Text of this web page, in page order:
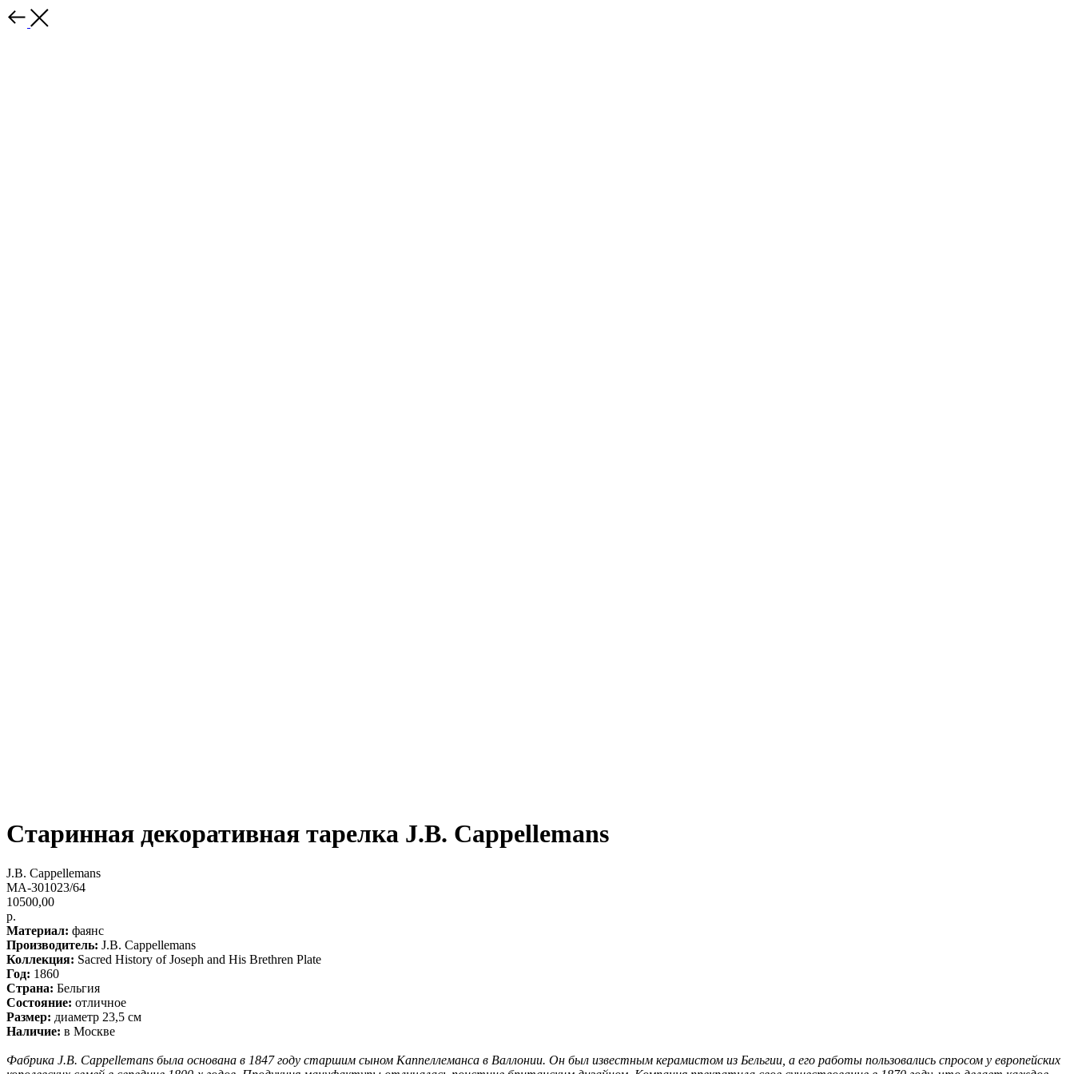
Старинная декоративная тарелка J.B. Cappellemans
J.B. Cappellemans
MA-301023/64
10500,00
р.
Материал: фаянс
Производитель: J.B. Cappellemans
Коллекция: Sacred History of Joseph and His Brethren Plate
Год: 1860
Страна: Бельгия
Состояние: отличное
Размер: диаметр 23,5 см
Наличие: в Москве
Фабрика J.B. Cappellemans была основана в 1847 году старшим сыном Каппеллеманса в Валлонии. Он был известным керамистом из Бельгии, а его работы пользовались спросом у европейских